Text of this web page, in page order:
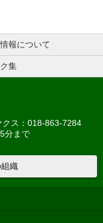
報について
集
ス：018-863-7284
分まで
織